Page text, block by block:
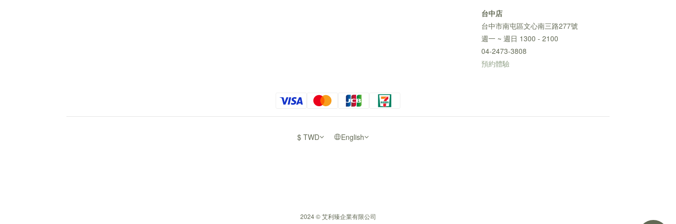
台中店
台中市南屯區文心南三路277號
週一 ~ 週日 1300 - 2100
04-2473-3808
預約體驗
$ TWD English
2024 © 艾利臻企業有限公司